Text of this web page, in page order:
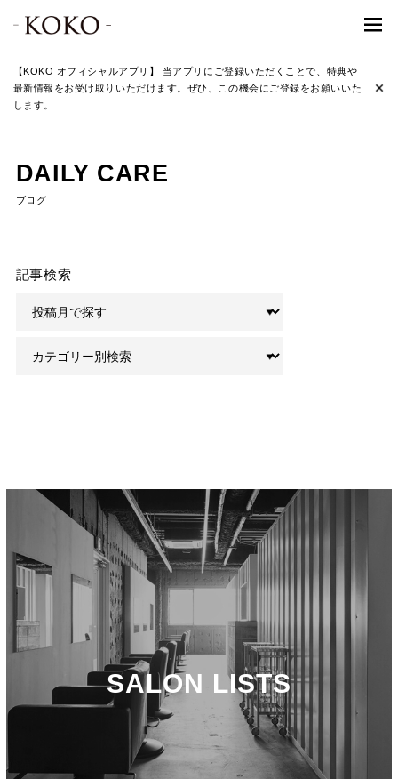
【KOKO オフィシャルアプリ】
当アプリにご登録いただくことで、特典や
最新情報をお受け取りいただけます。ぜひ、この機会にご登録をお願いいた
します。
DAILY CARE
ブログ
記事検索
SALON LISTS